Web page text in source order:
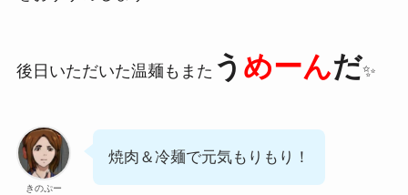
後日いただいた温麺もまた う めーんだ✨
きのぷー
焼肉＆冷麺で元気もりもり！